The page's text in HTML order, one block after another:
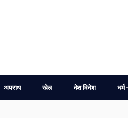
अपराध खेल देश विदेश